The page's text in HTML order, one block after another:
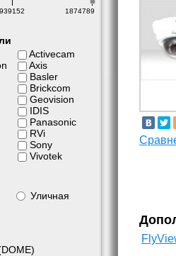
939152 1874789
Activecam
Axis
Basler
Brickcom
Geovision
IDIS
Panasonic
RVi
Sony
Vivotek
Уличная